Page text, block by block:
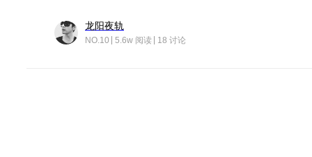
龙阳夜轨
NO.10 5.6w 阅读 18 讨论